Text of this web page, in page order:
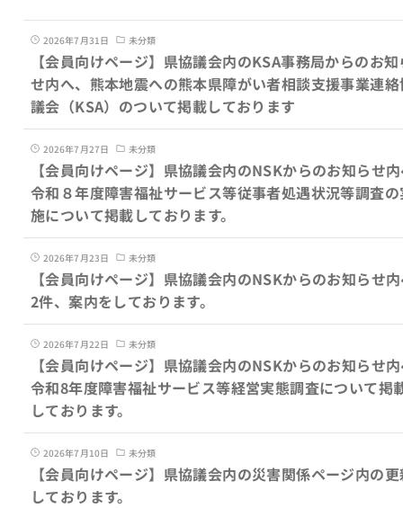
2026年7月31日 未分類
【会員向けページ】県協議会内のKSA事務局からのお知
せ内へ、熊本地震への熊本県障がい者相談支援事業連
議会（KSA）のついて掲載しております
2026年7月27日 未分類
【会員向けページ】県協議会内のNSKからのお知らせ
令和８年度障害福祉サービス等従事者処遇状況等調査
施について掲載しております。
2026年7月23日 未分類
【会員向けページ】県協議会内のNSKからのお知らせ
2件、案内をしております。
2026年7月22日 未分類
【会員向けページ】県協議会内のNSKからのお知らせ
令和8年度障害福祉サービス等経営実態調査について掲
しております。
2026年7月10日 未分類
【会員向けページ】県協議会内の災害関係ページ内の
しております。